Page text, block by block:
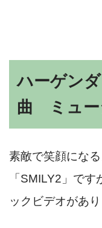
ハーゲン
曲 ミュー
素敵で笑顔にな
「SMILY2」で
ックビデオがあり